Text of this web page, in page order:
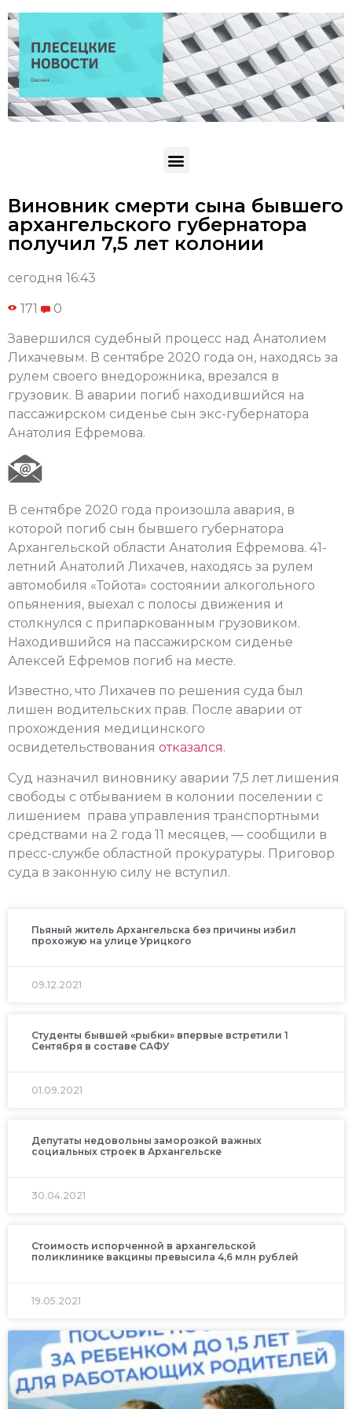
Виновник смерти сына бывшего
архангельского губернатора
получил 7,5 лет колонии
сегодня 16:43
171 0
Завершился судебный процесс над Анатолием
Лихачевым. В сентябре 2020 года он, находясь за
рулем своего внедорожника, врезался в
грузовик. В аварии погиб находившийся на
пассажирском сиденье сын экс-губернатора
Анатолия Ефремова.
В сентябре 2020 года произошла авария, в
которой погиб сын бывшего губернатора
Архангельской области Анатолия Ефремова. 41-
летний Анатолий Лихачев, находясь за рулем
автомобиля «Тойота» состоянии алкогольного
опьянения, выехал с полосы движения и
столкнулся с припаркованным грузовиком.
Находившийся на пассажирском сиденье
Алексей Ефремов погиб на месте.
Известно, что Лихачев по решения суда был
лишен водительских прав. После аварии от
прохождения медицинского
освидетельствования отказался.
Суд назначил виновнику аварии 7,5 лет лишения
свободы с отбыванием в колонии поселении с
лишением права управления транспортными
средствами на 2 года 11 месяцев, — сообщили в
пресс-службе областной прокуратуры. Приговор
суда в законную силу не вступил.
Пьяный житель Архангельска без причины избил
прохожую на улице Урицкого
09.12.2021
Студенты бывшей «рыбки» впервые встретили 1
Сентября в составе САФУ
01.09.2021
Депутаты недовольны заморозкой важных
социальных строек в Архангельске
30.04.2021
Стоимость испорченной в архангельской
поликлинике вакцины превысила 4,6 млн рублей
19.05.2021